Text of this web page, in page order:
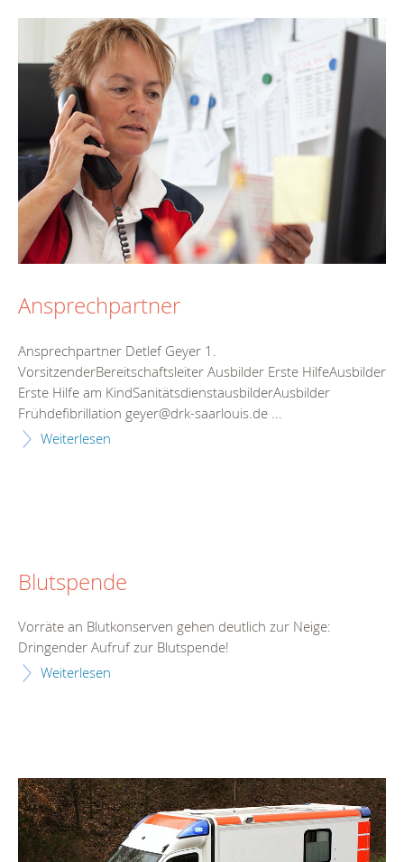
Ansprechpartner
Ansprechpartner Detlef Geyer 1.
VorsitzenderBereitschaftsleiter Ausbilder Erste HilfeAusbilder
Erste Hilfe am KindSanitätsdienstausbilderAusbilder
Frühdefibrillation geyer@drk-saarlouis.de ...
Weiterlesen
Blutspende
Vorräte an Blutkonserven gehen deutlich zur Neige:
Dringender Aufruf zur Blutspende!
Weiterlesen